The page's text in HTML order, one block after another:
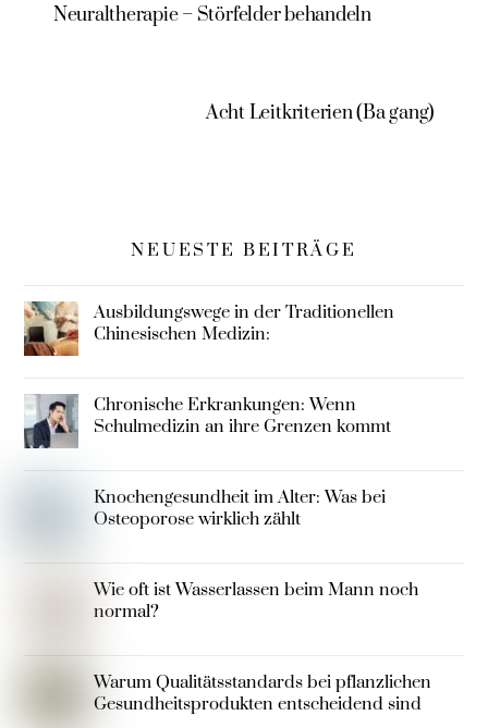
Lehrbuch
Neuraltherapie – Störfelder behandeln
Acht Leitkriterien (Ba gang)
NEUESTE BEITRÄGE
Ausbildungswege in der Traditionellen
Chinesischen Medizin:
Chronische Erkrankungen: Wenn
Schulmedizin an ihre Grenzen kommt
Knochengesundheit im Alter: Was bei
Osteoporose wirklich zählt
Wie oft ist Wasserlassen beim Mann noch
normal?
Warum Qualitätsstandards bei pflanzlichen
Gesundheitsprodukten entscheidend sind